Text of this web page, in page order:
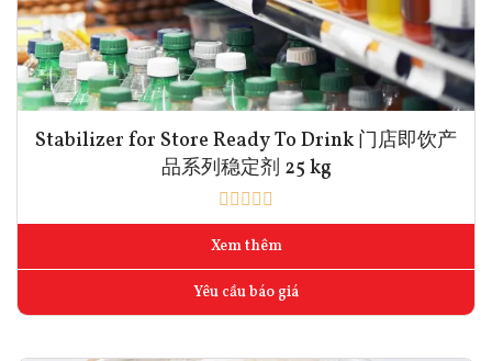
Stabilizer for Store Ready To Drink 门店即饮产
品系列稳定剂 25 kg
Xem thêm
Yêu cầu báo giá